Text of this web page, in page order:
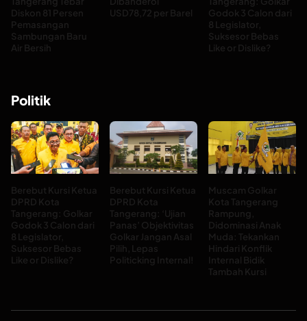
Diskon 81 Persen
Pemasangan
Sambungan Baru
Air Bersih
USD78,72 per Barel
Godok 3 Calon dari
8 Legislator,
Suksesor Bebas
Like or Dislike?
Politik
Berebut Kursi Ketua
DPRD Kota
Tangerang: Golkar
Godok 3 Calon dari
8 Legislator,
Suksesor Bebas
Like or Dislike?
Berebut Kursi Ketua
DPRD Kota
Tangerang: ‘Ujian
Panas’ Objektivitas
Golkar Jangan Asal
Pilih, Lepas
Politicking Internal!
Muscam Golkar
Kota Tangerang
Rampung,
Didominasi Anak
Muda: Tekankan
Hindari Konflik
Internal Bidik
Tambah Kursi